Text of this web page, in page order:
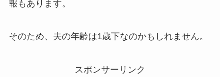
報もあります。
そのため、夫の年齢は1歳下なのかもしれません。
スポンサーリンク